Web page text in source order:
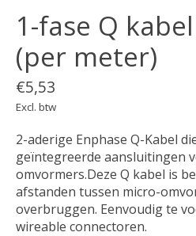
1-fase Q
(per meter)
€5,53
Excl. btw
2-aderige Enphase Q-Kabel
geïntegreerde aansluitingen
omvormers.Deze Q kabel is
afstanden tussen micro-
overbruggen. Eenvoudig te
wireable connectoren.